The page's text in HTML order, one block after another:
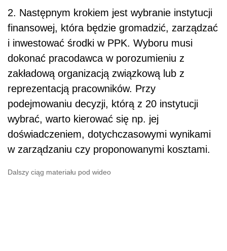
2. Następnym krokiem jest wybranie instytucji
finansowej, która będzie gromadzić, zarządzać
i inwestować środki w PPK. Wyboru musi
dokonać pracodawca w porozumieniu z
zakładową organizacją związkową lub z
reprezentacją pracowników. Przy
podejmowaniu decyzji, którą z 20 instytucji
wybrać, warto kierować się np. jej
doświadczeniem, dotychczasowymi wynikami
w zarządzaniu czy proponowanymi kosztami.
Dalszy ciąg materiału pod wideo